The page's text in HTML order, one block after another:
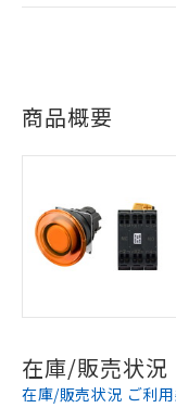
商品概要
在庫/販売状況
在庫/販売状況 ご利